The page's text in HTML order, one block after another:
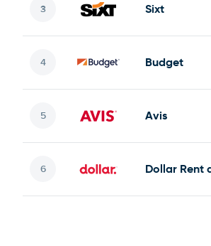
Sixt
Budget
Avis
Dollar Rent